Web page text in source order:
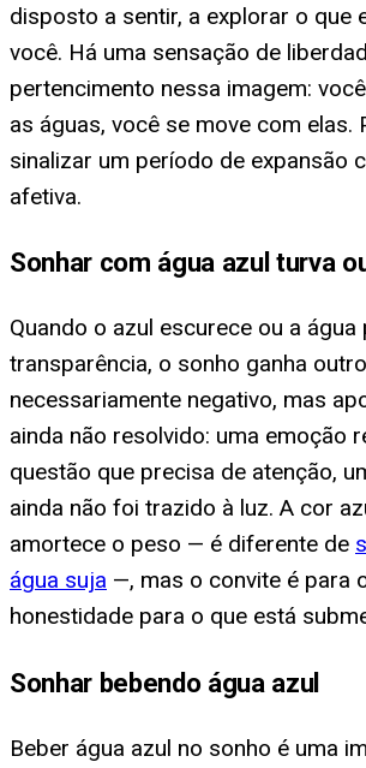
disposto a sentir, a explorar o que
você. Há uma sensação de
pertencimento nessa imagem:
as águas, você se move com elas.
sinalizar um período de expansão
afetiva.
Sonhar com água azul turva
Quando o azul escurece ou a água
transparência, o sonho ganha
necessariamente negativo, mas
ainda não resolvido: uma emoção
questão que precisa de atenção,
ainda não foi trazido à luz. A cor
amortece o peso — é diferente de
água suja —, mas o convite é para
honestidade para o que está
Sonhar bebendo água azul
Beber água azul no sonho é uma